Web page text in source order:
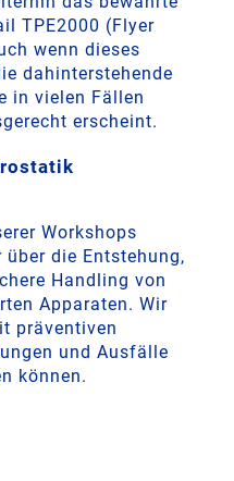
TPE2000 (Flyer
wenn dieses
dahinterstehende
in vielen Fällen
erscheint.
Workshops
über die Entstehung,
Handling von
Apparaten. Wir
präventiven
und Ausfälle
können.